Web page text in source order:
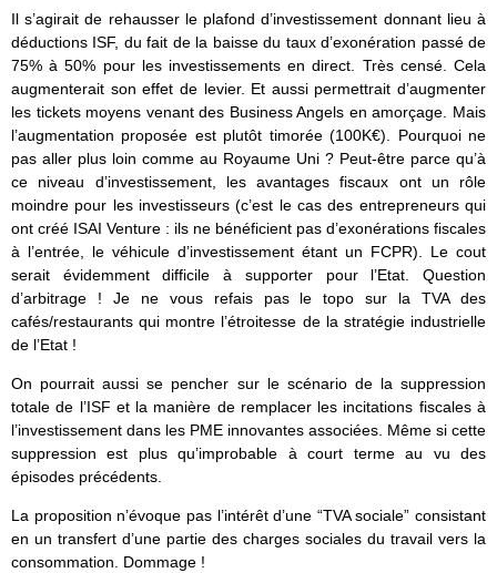
Il s’agirait de rehausser le plafond d’investissement donnant lieu à
déductions ISF, du fait de la baisse du taux d’exonération passé de
75% à 50% pour les investissements en direct. Très censé. Cela
augmenterait son effet de levier. Et aussi permettrait d’augmenter
les tickets moyens venant des Business Angels en amorçage. Mais
l’augmentation proposée est plutôt timorée (100K€). Pourquoi ne
pas aller plus loin comme au Royaume Uni ? Peut-être parce qu’à
ce niveau d’investissement, les avantages fiscaux ont un rôle
moindre pour les investisseurs (c’est le cas des entrepreneurs qui
ont créé ISAI Venture : ils ne bénéficient pas d’exonérations fiscales
à l’entrée, le véhicule d’investissement étant un FCPR). Le cout
serait évidemment difficile à supporter pour l’Etat. Question
d’arbitrage ! Je ne vous refais pas le topo sur la TVA des
cafés/restaurants qui montre l’étroitesse de la stratégie industrielle
de l’Etat !
On pourrait aussi se pencher sur le scénario de la suppression
totale de l’ISF et la manière de remplacer les incitations fiscales à
l’investissement dans les PME innovantes associées. Même si cette
suppression est plus qu’improbable à court terme au vu des
épisodes précédents.
La proposition n’évoque pas l’intérêt d’une “TVA sociale” consistant
en un transfert d’une partie des charges sociales du travail vers la
consommation. Dommage !